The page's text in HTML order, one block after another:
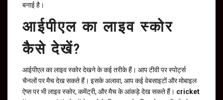
बनाई है।
आईपीएल का लाइव स्कोर
कैसे देखें?
आईपीएल का लाइव स्कोर देखने के कई तरीके हैं। आप टीवी पर स्पोर्ट्स
चैनलों पर मैच देख सकते हैं। इसके अलावा, आप कई वेबसाइटों और मोबाइल
ऐप्स पर भी लाइव स्कोर, कमेंट्री, और मैच के आंकड़े देख सकते हैं। cricket